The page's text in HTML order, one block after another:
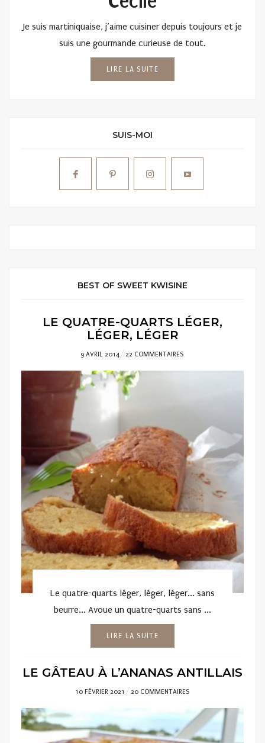
Je suis martiniquaise, j’aime cuisiner depuis toujours et je
suis une gourmande curieuse de tout.
LIRE LA SUITE
SUIS-MOI
BEST OF SWEET KWISINE
LE QUATRE-QUARTS LÉGER,
LÉGER, LÉGER
POSTED
ON
9 AVRIL 2014 22 COMMENTAIRES
Le quatre-quarts léger, léger, léger... sans
beurre... Avoue un quatre-quarts sans ...
LIRE LA SUITE
LE GÂTEAU À L’ANANAS ANTILLAIS
POSTED
10 FÉVRIER 2021 20 COMMENTAIRES